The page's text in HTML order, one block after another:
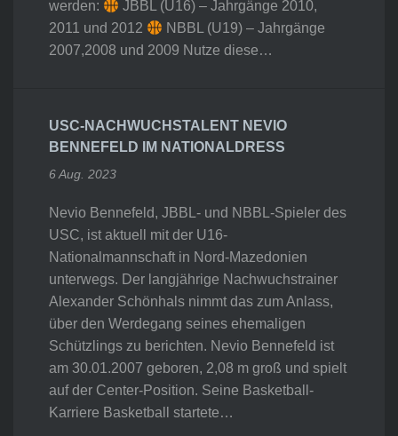
werden:
JBBL (U16) – Jahrgänge 2010,
2011 und 2012
NBBL (U19) – Jahrgänge
2007,2008 und 2009 Nutze diese…
USC-NACHWUCHSTALENT NEVIO
BENNEFELD IM NATIONALDRESS
6 Aug. 2023
Nevio Bennefeld, JBBL- und NBBL-Spieler des
USC, ist aktuell mit der U16-
Nationalmannschaft in Nord-Mazedonien
unterwegs. Der langjährige Nachwuchstrainer
Alexander Schönhals nimmt das zum Anlass,
über den Werdegang seines ehemaligen
Schützlings zu berichten. Nevio Bennefeld ist
am 30.01.2007 geboren, 2,08 m groß und spielt
auf der Center-Position. Seine Basketball-
Karriere Basketball startete…